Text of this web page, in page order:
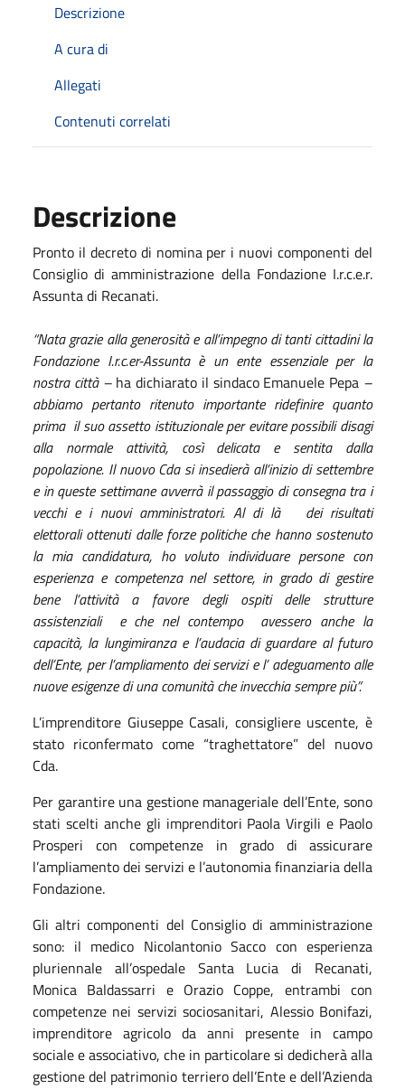
Descrizione
A cura di
Allegati
Contenuti correlati
Descrizione
Pronto il decreto di nomina per i nuovi componenti del
Consiglio di amministrazione della Fondazione I.r.c.e.r.
Assunta di Recanati.
“Nata grazie alla generosità e all’impegno di tanti cittadini la
Fondazione I.r.c.er-Assunta è un ente essenzialeper la
nostra città – ha dichiarato il sindaco Emanuele Pepa –
abbiamopertanto ritenutoimportante ridefinirequanto
prima il suo assetto istituzionale perevitarepossibilidisagi
alla normale attività, così delicatae sentita dalla
popolazione. Il nuovo Cda si insedierà all’inizio di settembre
e in queste settimane avverrà il passaggio diconsegna trai
vecchi e i nuovi amministratori. Al di là dei risultati
elettorali ottenuti dalle forze politiche che hanno sostenuto
la mia candidatura, ho voluto individuare persone con
esperienza e competenza nel settore, in grado di gestire
bene l’attività a favore degli ospiti delle strutture
assistenziali
e che nel contempo avesseroanche la
capacità, la lungimiranza e l’audacia di guardare al futuro
dell’Ente, per l’ampliamento dei servizi el’adeguamento alle
nuove esigenze di una comunità che invecchia sempre più”.
L’imprenditore Giuseppe Casali, consigliere uscente, è
stato riconfermato come “traghettatore” del nuovo
Cda.
Per garantire una gestione manageriale dell’Ente, sono
stati scelti anche gli imprenditori Paola Virgili e Paolo
Prosperi con competenze in grado di assicurare
l’ampliamento dei servizi e l’autonomia finanziaria della
Fondazione.
Gli altri componenti del Consiglio di amministrazione
sono: il medico Nicolantonio Sacco con esperienza
pluriennale all’ospedale Santa Lucia di Recanati,
Monica Baldassarri e Orazio Coppe, entrambi con
competenze nei servizi sociosanitari, Alessio Bonifazi,
imprenditore agricolo da anni presente in campo
sociale e associativo, che in particolare si dedicherà alla
gestione del patrimonio terriero dell’Ente e dell’Azienda